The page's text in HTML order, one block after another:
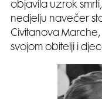
objavila uzrok
nedjelju navečer
Civitanova Marche,
svojom obitelji i